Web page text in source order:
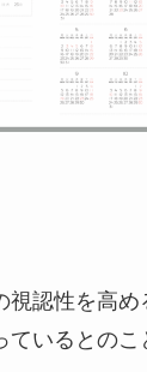
視認性を高
いるとのこ